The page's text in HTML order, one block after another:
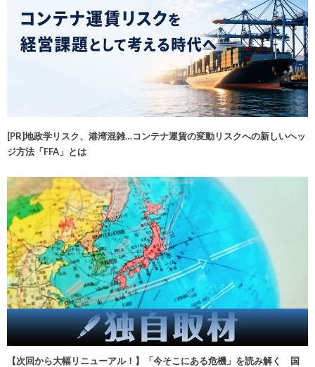
[PR]地政学リスク、港湾混雑…コンテナ運賃の変動リスクへの新しいヘッ
ジ方法「FFA」とは
【次回から大幅リニューアル！】「今そこにある危機」を読み解く 国